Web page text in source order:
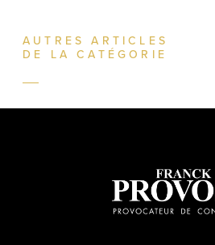
AUTRES ARTICLES
DE LA CATÉGORIE